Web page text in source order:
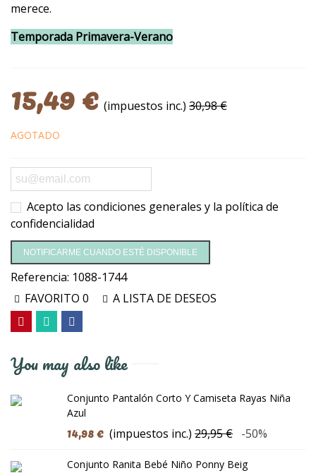
merece.
Temporada Primavera-Verano
15,49 € (impuestos inc.) 30,98 €
AGOTADO
Acepto las condiciones generales y la política de
confidencialidad
NOTIFICARME CUANDO ESTÉ DISPONIBLE
Referencia: 1088-1744
FAVORITO 0 A LISTA DE DESEOS
You may also like
Conjunto Pantalón Corto Y Camiseta Rayas Niña
Azul
14,98 € (impuestos inc.) 29,95 € -50%
Conjunto Ranita Bebé Niño Ponny Beig